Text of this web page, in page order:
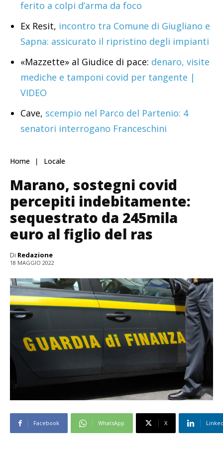
ferito a colpi d’arma da foco
Ex Resit, incontro tra Comune di Giugliano e
Sapna: assicurato il ripristino degli impianti
«Mazzette» al Giudice di pace: denaro, visite
mediche e tamponi covid per tangente |
VIDEO
Cave, scempio nel Parco del Partenio: 4
senatori interrogano Franceschini
Home Locale
Marano, sostegni covid
percepiti indebitamente:
sequestrato da 245mila
euro al figlio del ras
Di Redazione
18 MAGGIO 2022
Facebook WhatsApp X